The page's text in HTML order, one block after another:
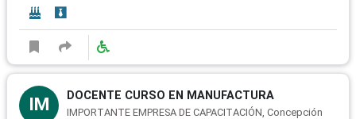
IM DOCENTE CURSO EN MANUFACTURA
IMPORTANTE EMPRESA DE CAPACITACIÓN, Concepción